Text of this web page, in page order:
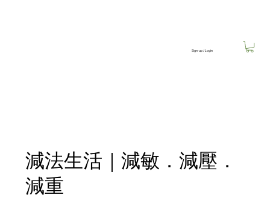
Sign-up / Login
減法生活｜減敏．減壓．
減重